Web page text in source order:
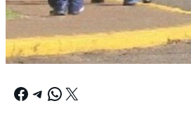
Facebook Telegram WhatsApp X